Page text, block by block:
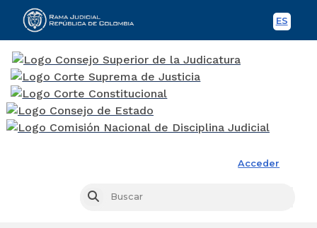
ES
Acceder
Buscar